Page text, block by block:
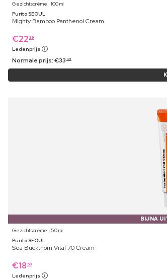
Gezichtscrème ⋅ 100 ml
Purito SEOUL
Mighty Bamboo Panthenol Cream
€22 39
Ledenprijs
Normale prijs:€33 49
BIJNA
Gezichtscrème ⋅ 50 ml
Purito SEOUL
Sea Buckthorn Vital 70 Cream
€18 59
Ledenprijs